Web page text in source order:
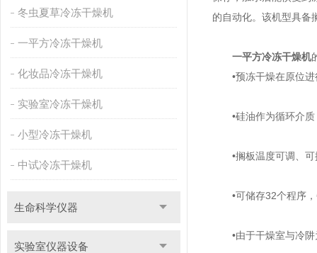
冬虫夏草冷冻干燥机
一平方冷冻干燥机
化妆品冷冻干燥机
实验室冷冻干燥机
小型冷冻干燥机
中试冷冻干燥机
生命科学仪器
实验室仪器设备
的自动化。该机型具备
一平方冷冻干燥机
•预冻干燥在原位进
•硅油作为循环介质
•搁板温度可调、可
•可储存32个程序，
•由于干燥室与冷阱